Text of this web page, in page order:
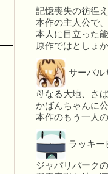
記憶喪失の彷徨
本作の主人公で
本人に目立った
原作ではとしょ
サーバル
母なる大地、さ
かばんちゃんに
本作のもう一人
ラッキー
ジャパリパーク